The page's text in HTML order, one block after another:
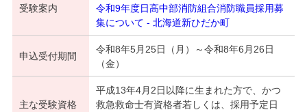
受験案内
令和9年度日高中部消防組合消防職員採用募
集について - 北海道新ひだか町
申込受付期間
令和8年5月25日（月）～令和8年6月26日
（金）
主な受験資格
平成13年4月2日以降に生まれた方で、かつ
救急救命士有資格者若しくは、採用予定日